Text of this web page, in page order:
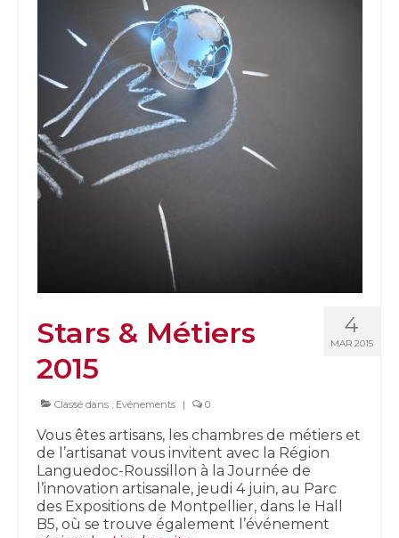
4
MAR 2015
Stars & Métiers
2015
Classé dans : Evénements | 0
Vous êtes artisans, les chambres de métiers et
de l’artisanat vous invitent avec la Région
Languedoc-Roussillon à la Journée de
l’innovation artisanale, jeudi 4 juin, au Parc
des Expositions de Montpellier, dans le Hall
B5, où se trouve également l’événement